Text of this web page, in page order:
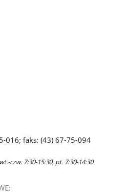
016; faks: (43) 67-75-094
czw. 7:30-15:30, pt. 7:30-14:30